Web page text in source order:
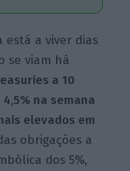
está a viver dias
se viam há
a 10
na semana
elevados em
obrigações a
dos 5%,